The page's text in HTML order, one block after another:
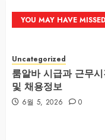
YOU MAY HAVE MISSED
Uncategorized
룸알바 시급과 근무
및 채용정보
6월 5, 2026 0